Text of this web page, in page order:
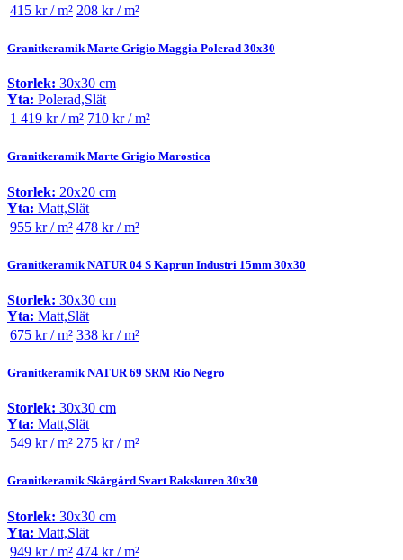
415 kr / m² 208 kr / m²
Granitkeramik Marte Grigio Maggia Polerad 30x30
Storlek: 30x30 cm
Yta: Polerad,Slät
1 419 kr / m² 710 kr / m²
Granitkeramik Marte Grigio Marostica
Storlek: 20x20 cm
Yta: Matt,Slät
955 kr / m² 478 kr / m²
Granitkeramik NATUR 04 S Kaprun Industri 15mm 30x30
Storlek: 30x30 cm
Yta: Matt,Slät
675 kr / m² 338 kr / m²
Granitkeramik NATUR 69 SRM Rio Negro
Storlek: 30x30 cm
Yta: Matt,Slät
549 kr / m² 275 kr / m²
Granitkeramik Skärgård Svart Rakskuren 30x30
Storlek: 30x30 cm
Yta: Matt,Slät
949 kr / m² 474 kr / m²